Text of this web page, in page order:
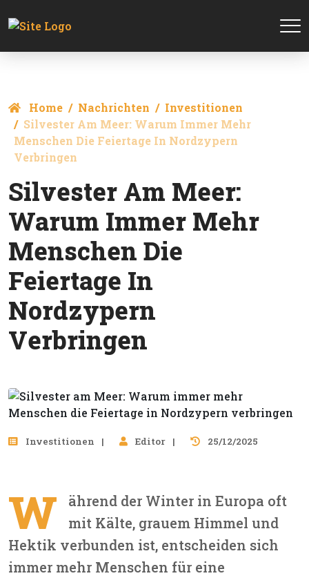
Home Nachrichten
Investitionen
Silvester Am Meer: Warum Immer Mehr
Menschen Die Feiertage In Nordzypern
Verbringen
Silvester Am Meer:
Warum Immer Mehr
Menschen Die
Feiertage In
Nordzypern
Verbringen
Investitionen Editor 25/12/2025
W
ährend der Winter in Europa oft
mit Kälte, grauem Himmel und
Hektik verbunden ist, entscheiden sich
immer mehr Menschen für eine